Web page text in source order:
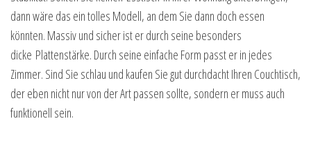
dann wäre das ein tolles Modell, an dem Sie dann doch essen
könnten. Massiv und sicher ist er durch seine besonders
dicke Plattenstärke. Durch seine einfache Form passt er in jedes
Zimmer. Sind Sie schlau und kaufen Sie gut durchdacht Ihren Couchtisch,
der eben nicht nur von der Art passen sollte, sondern er muss auch
funktionell sein.